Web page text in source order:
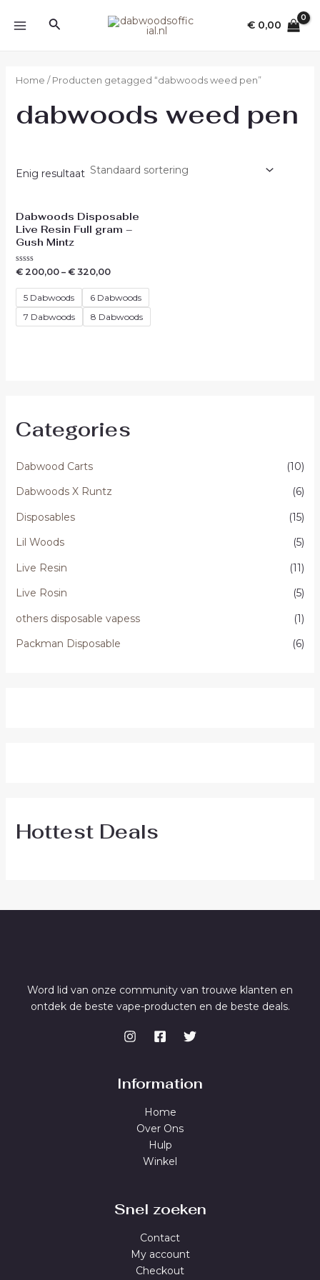
naar
Zoeken € 0,00
Categories
Dabwood Carts
(10)
Dabwoods X Runtz
(6)
Disposables
(15)
Lil Woods
(5)
Live Resin
(11)
Live Rosin
(5)
others disposable vapess
(1)
Packman Disposable
(6)
Hottest Deals
Home / Producten getagged “dabwoods weed pen”
dabwoods weed pen
Enig resultaat
Dabwoods Disposable
Live Resin Full gram –
Gush Mintz
Waardering
uit
€200,00– €320,00
5 Dabwoods
6 Dabwoods
7 Dabwoods
8 Dabwoods
Word lid van onze community van trouwe klanten en
ontdek de beste vape-producten en de beste deals.
Information
Home
Over Ons
Hulp
Winkel
Snel zoeken
Contact
My account
Checkout